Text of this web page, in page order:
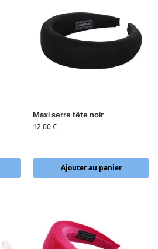
Maxi serre tête noir
12,00€
Ajouter au panier